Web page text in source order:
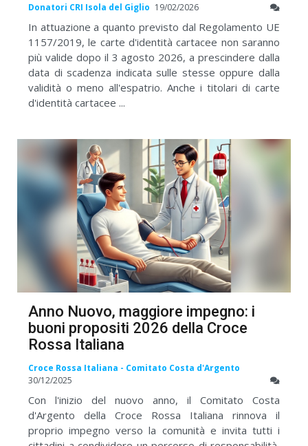
Donatori CRI Isola del Giglio 19/02/2026
In attuazione a quanto previsto dal Regolamento UE
1157/2019, le carte d'identità cartacee non saranno
più valide dopo il 3 agosto 2026, a prescindere dalla
data di scadenza indicata sulle stesse oppure dalla
validità o meno all'espatrio. Anche i titolari di carte
d'identità cartacee ...
Anno Nuovo, maggiore impegno: i
buoni propositi 2026 della Croce
Rossa Italiana
Croce Rossa Italiana - Comitato Costa d'Argento
30/12/2025
Con l'inizio del nuovo anno, il Comitato Costa
d'Argento della Croce Rossa Italiana rinnova il
proprio impegno verso la comunità e invita tutti i